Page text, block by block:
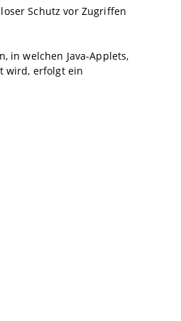
Schutz vor Zugriffen
in welchen Java-Applets,
wird, erfolgt ein